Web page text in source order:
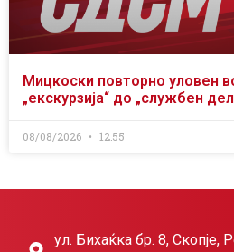
Мицкоски повторно уловен
„екскурзија“ до „службен
08/08/2026 12:55
ул. Бихаќка бр. 8, Скопје,